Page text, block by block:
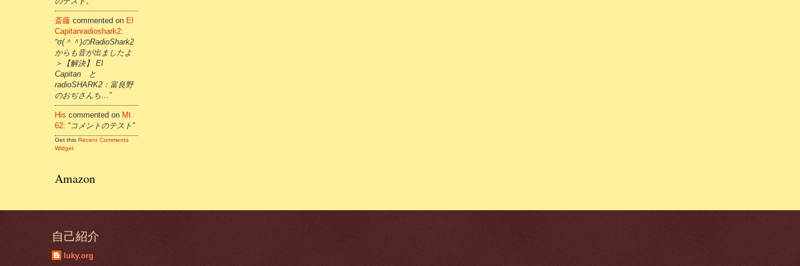
斎藤 commented on El
Capitanradioshark2:
“σ(＾＾)のRadioShark2
からも音が出ましたよ
＞【解決】 El
Capitan と
radioSHARK2：富良野
のおぢさんち…”
His commented on Mt
62: “コメントのテスト”
Get this Recent Comments
Widget
Amazon
自己紹介
luky.org